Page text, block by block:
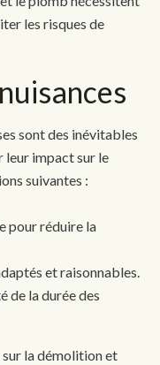
les risques de
sont des inévitables
leur impact sur le
suivantes :
pour réduire la
et raisonnables.
de la durée des
la démolition et